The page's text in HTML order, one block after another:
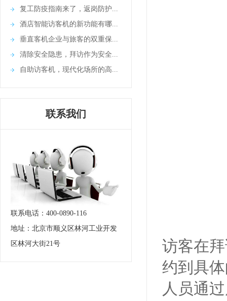
复工防疫指南来了，返岗防护...
酒店智能访客机的新功能有哪...
垂直客机企业与旅客的双重保...
清除安全隐患，拜访作为安全...
自助访客机，现代化场所的高...
联系我们
联系电话：400-0890-116
地址：北京市顺义区林河工业开发
区林河大街21号
访客在
约到具
人员通